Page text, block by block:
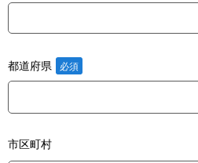
都道府県
市区町村